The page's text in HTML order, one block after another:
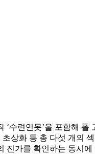
‘수련연못’을 포함해
초상화 등 총 다섯 개의
진가를 확인하는 동시